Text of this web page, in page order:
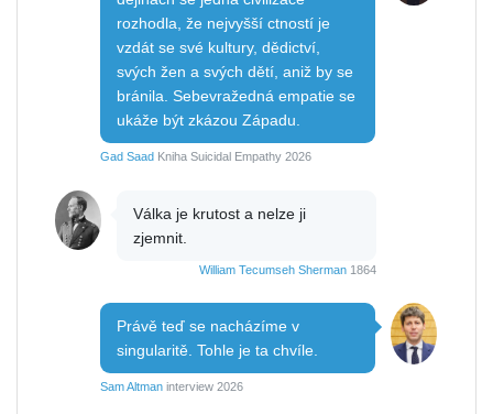
rozhodla, že nejvyšší ctností je
vzdát se své kultury, dědictví,
svých žen a svých dětí, aniž by se
bránila. Sebevražedná empatie se
ukáže být zkázou Západu.
Gad Saad Kniha Suicidal Empathy 2026
Válka je krutost a nelze ji
zjemnit.
William Tecumseh Sherman 1864
Právě teď se nacházíme v
singularitě. Tohle je ta chvíle.
Sam Altman interview 2026